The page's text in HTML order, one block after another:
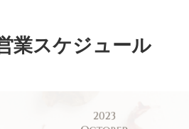
業スケジュール